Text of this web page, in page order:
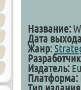
Название:
Дата
Жанр:
Издатель:
Платформа: